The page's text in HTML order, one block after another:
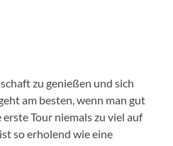
zu genießen und sich
am besten, wenn man gut
Tour niemals zu viel auf
so erholend wie eine